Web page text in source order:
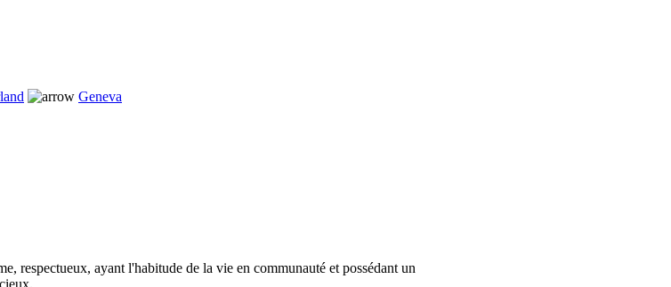
Geneva
respectueux, ayant l'habitude de la vie en communauté et possédant un